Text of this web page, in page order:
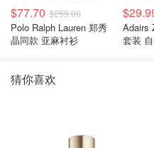
$77.70 $259.00
Polo Ralph Lauren 郑秀
晶同款 亚麻衬衫
Adairs
套装
猜你喜欢